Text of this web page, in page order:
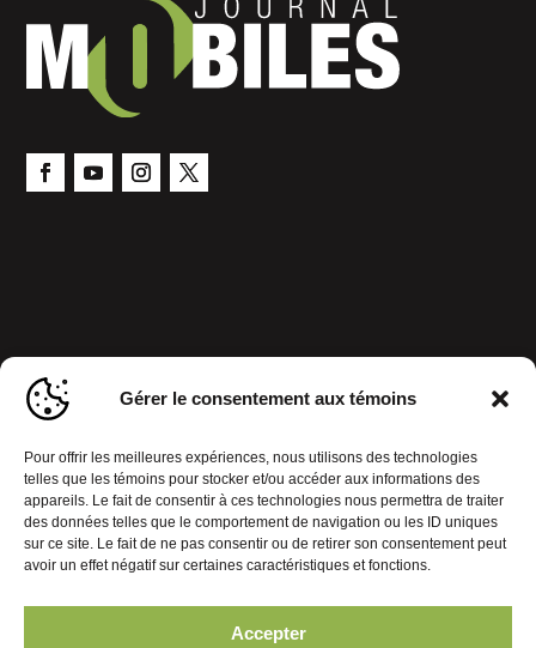
Gérer le consentement aux témoins
Pour offrir les meilleures expériences, nous utilisons des technologies
telles que les témoins pour stocker et/ou accéder aux informations des
appareils. Le fait de consentir à ces technologies nous permettra de traiter
des données telles que le comportement de navigation ou les ID uniques
sur ce site. Le fait de ne pas consentir ou de retirer son consentement peut
avoir un effet négatif sur certaines caractéristiques et fonctions.
Accepter
Gérer le consentement aux témoins